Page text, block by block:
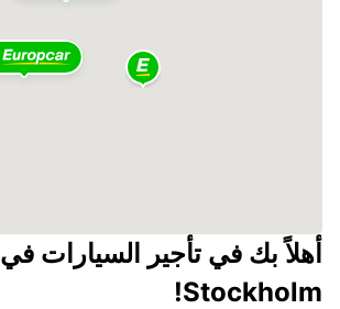
أهلاً بك في تأجير السيارات في
Stockholm!